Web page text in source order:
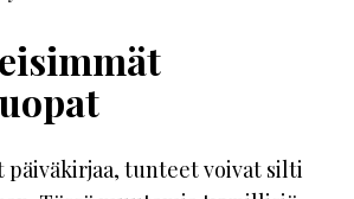
päiväkirjaa, tunteet voivat silti